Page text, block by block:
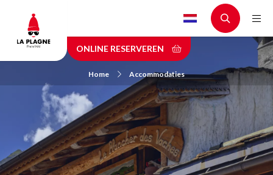
main
content
ONLINE RESERVEREN
Home Accommodaties